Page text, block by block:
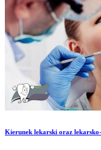
Kierunek lekarski oraz